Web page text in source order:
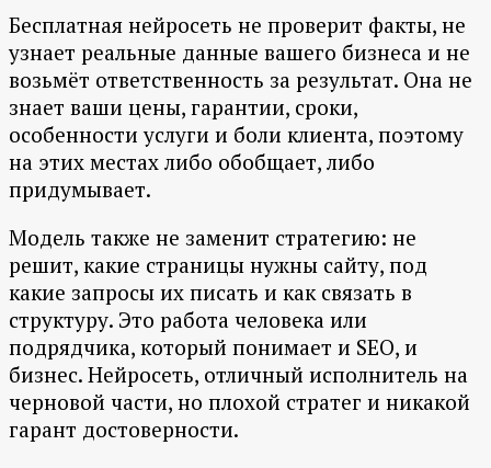
Бесплатная нейросеть не проверит факты, не
узнает реальные данные вашего бизнеса и не
возьмёт ответственность за результат. Она не
знает ваши цены, гарантии, сроки,
особенности услуги и боли клиента, поэтому
на этих местах либо обобщает, либо
придумывает.
Модель также не заменит стратегию: не
решит, какие страницы нужны сайту, под
какие запросы их писать и как связать в
структуру. Это работа человека или
подрядчика, который понимает и SEO, и
бизнес. Нейросеть, отличный исполнитель на
черновой части, но плохой стратег и никакой
гарант достоверности.